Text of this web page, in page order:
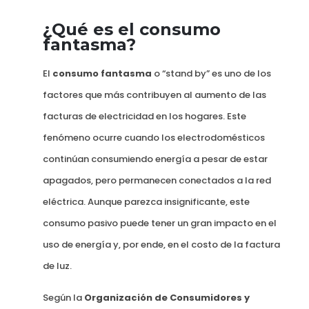
¿Qué es el consumo
fantasma?
El consumo fantasma o “stand by” es uno de los
factores que más contribuyen al aumento de las
facturas de electricidad en los hogares. Este
fenómeno ocurre cuando los electrodomésticos
continúan consumiendo energía a pesar de estar
apagados, pero permanecen conectados a la red
eléctrica. Aunque parezca insignificante, este
consumo pasivo puede tener un gran impacto en el
uso de energía y, por ende, en el costo de la factura
de luz.
Según la Organización de Consumidores y